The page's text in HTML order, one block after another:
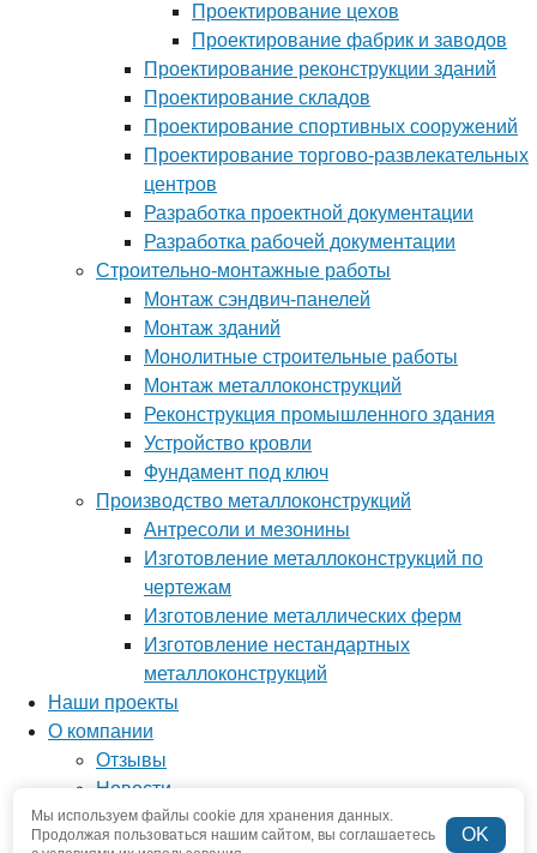
Мы используем файлы cookie для хранения данных.
Продолжая пользоваться нашим сайтом, вы соглашаетесь
OK
Проектирование цехов
Проектирование фабрик и заводов
Проектирование реконструкции зданий
Проектирование складов
Проектирование спортивных сооружений
Проектирование торгово-развлекательных
центров
Разработка проектной документации
Разработка рабочей документации
Строительно-монтажные работы
Монтаж сэндвич-панелей
Монтаж зданий
Монолитные строительные работы
Монтаж металлоконструкций
Реконструкция промышленного здания
Устройство кровли
Фундамент под ключ
Производство металлоконструкций
Антресоли и мезонины
Изготовление металлоконструкций по
чертежам
Изготовление металлических ферм
Изготовление нестандартных
металлоконструкций
Наши проекты
О компании
Отзывы
Новости
Вопрос-ответ
Наша команда